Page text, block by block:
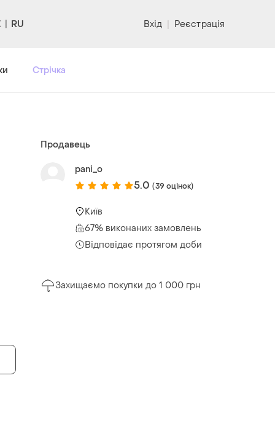
RU Вхід | Реєстрація
Стрічка
Продавець
pani_o
5.0 (39 оцінок)
Київ
67% виконаних замовлень
Відповідає протягом доби
Захищаємо покупки до 1 000 грн